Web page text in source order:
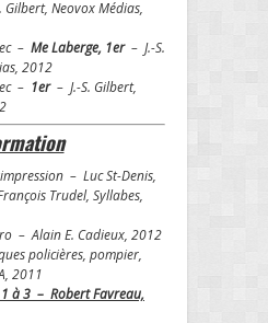
Gilbert, Neovox Médias,
– Me Laberge, 1er – J.-S.
2012
– 1er – J.-S. Gilbert,
– Luc St-Denis,
Trudel, Syllabes,
– Alain E. Cadieux, 2012
policières, pompier,
2011
à 3 – Robert Favreau,